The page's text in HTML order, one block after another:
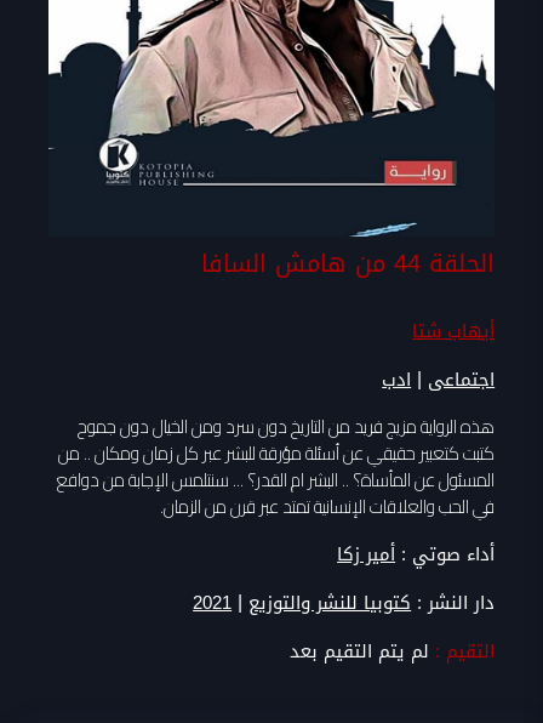
الحلقة 44 من هامش السافا
أيهاب شتا
اجتماعى |ادب
هذه الرواية مزيج فريد من التاريخ دون سرد ومن الخيال دون جموح
كتبت كتعبير حقيقي عن أسئلة مؤرقة للبشر عبر كل زمان ومكان .. من
المسئول عن المأساة؟ .. البشر ام القدر؟ ... سنتلمس الإجابة من دوافع
في الحب والعلاقات الإنسانية تمتد عبر قرن من الزمان.
أداء صوتي :أمير زكا
دار النشر :كتوبيا للنشر والتوزيع |
2021
التقيم : لم يتم التقيم بعد